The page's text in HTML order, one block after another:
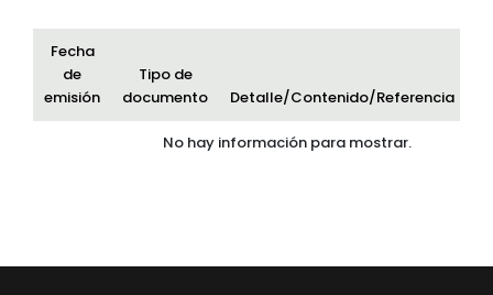
Fecha
de
emisión
Tipo de
documento
Detalle/Contenido/Referencia
No hay información para mostrar.